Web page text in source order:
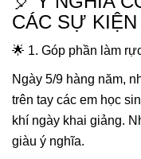
CÁC SỰ KIỆN
🌟 1. Góp phần làm
Ngày 5/9 hàng năm,
trên tay các em học
khí ngày khai giảng.
giàu ý nghĩa.